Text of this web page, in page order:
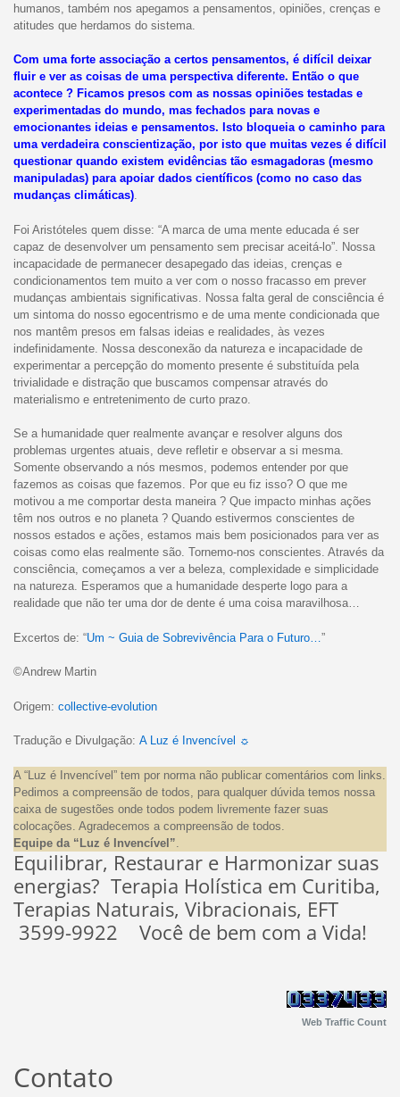
humanos, também nos apegamos a pensamentos, opiniões, crenças e
atitudes que herdamos do sistema.
Com uma forte associação a certos pensamentos, é difícil deixar
fluir e ver as coisas de uma perspectiva diferente. Então o que
acontece ? Ficamos presos com as nossas opiniões testadas e
experimentadas do mundo, mas fechados para novas e
emocionantes ideias e pensamentos. Isto bloqueia o caminho para
uma verdadeira conscientização, por isto que muitas vezes é difícil
questionar quando existem evidências tão esmagadoras (mesmo
manipuladas) para apoiar dados científicos (como no caso das
mudanças climáticas).
Foi Aristóteles quem disse: “A marca de uma mente educada é ser
capaz de desenvolver um pensamento sem precisar aceitá-lo”. Nossa
incapacidade de permanecer desapegado das ideias, crenças e
condicionamentos tem muito a ver com o nosso fracasso em prever
mudanças ambientais significativas. Nossa falta geral de consciência é
um sintoma do nosso egocentrismo e de uma mente condicionada que
nos mantêm presos em falsas ideias e realidades, às vezes
indefinidamente. Nossa desconexão da natureza e incapacidade de
experimentar a percepção do momento presente é substituída pela
trivialidade e distração que buscamos compensar através do
materialismo e entretenimento de curto prazo.
Se a humanidade quer realmente avançar e resolver alguns dos
problemas urgentes atuais, deve refletir e observar a si mesma.
Somente observando a nós mesmos, podemos entender por que
fazemos as coisas que fazemos. Por que eu fiz isso? O que me
motivou a me comportar desta maneira ? Que impacto minhas ações
têm nos outros e no planeta ? Quando estivermos conscientes de
nossos estados e ações, estamos mais bem posicionados para ver as
coisas como elas realmente são. Tornemo-nos conscientes. Através da
consciência, começamos a ver a beleza, complexidade e simplicidade
na natureza. Esperamos que a humanidade desperte logo para a
realidade que não ter uma dor de dente é uma coisa maravilhosa…
Excertos de: “Um ~ Guia de Sobrevivência Para o Futuro… ”
©Andrew Martin
Origem: collective-evolution
Tradução e Divulgação: A Luz é Invencível ☼
A “Luz é Invencível” tem por norma não publicar comentários com links.
Pedimos a compreensão de todos, para qualquer dúvida temos nossa
caixa de sugestões onde todos podem livremente fazer suas
colocações. Agradecemos a compreensão de todos.
Equipe da “Luz é Invencível”
Equilibrar, Restaurar e Harmonizar suas
energias? Terapia Holística em Curitiba,
Terapias Naturais, Vibracionais, EFT
3599-9922 Você de bem com a Vida!
Web Traffic Count
Contato